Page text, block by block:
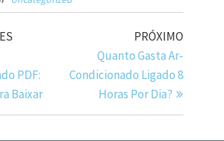
PDF:
Baixar
PRÓXIMO
Quanto Gasta Ar-
Condicionado Ligado 8
Horas Por Dia?